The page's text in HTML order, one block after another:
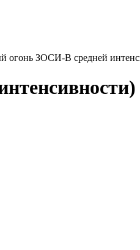
огонь ЗОСИ-В средней